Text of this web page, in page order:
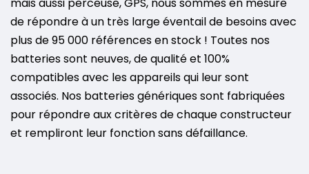
mais aussi perceuse, GPS, nous sommes en mesure
de répondre à un très large éventail de besoins avec
plus de 95 000 références en stock ! Toutes nos
batteries sont neuves, de qualité et 100%
compatibles avec les appareils qui leur sont
associés. Nos batteries génériques sont fabriquées
pour répondre aux critères de chaque constructeur
et rempliront leur fonction sans défaillance.